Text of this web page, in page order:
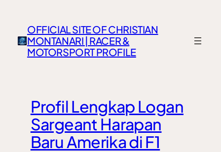
kontenOFFICIAL SITE OF CHRISTIAN
MONTANARI | RACER &
MOTORSPORT PROFILE
Profil Lengkap Logan
Sargeant Harapan
Baru Amerika di F1